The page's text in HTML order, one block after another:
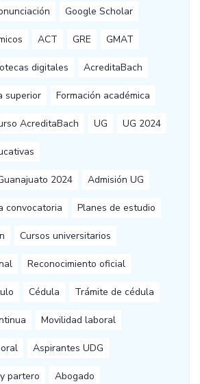
Google Scholar
ACT GRE GMAT
digitales AcreditaBach
superior Formación académica
AcreditaBach UG UG 2024
2024 Admisión UG
convocatoria Planes de estudio
Cursos universitarios
Reconocimiento oficial
Cédula Trámite de cédula
Movilidad laboral
Aspirantes UDG
partero Abogado